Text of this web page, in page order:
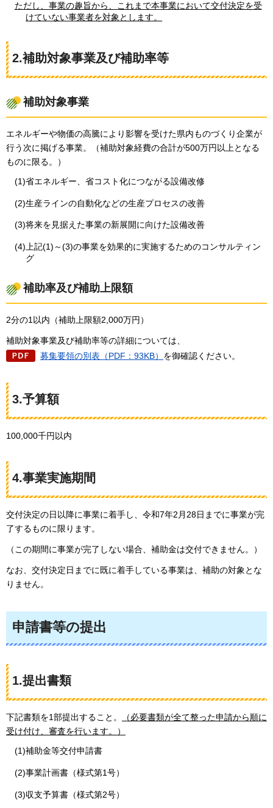
ただし、事業の趣旨から、これまで本事業において交付決定を受
けていない事業者を対象とします。
2.補助対象事業及び補助率等
補助対象事業
エネルギーや物価の高騰により影響を受けた県内ものづくり企業が
行う次に掲げる事業。（補助対象経費の合計が500万円以上となる
ものに限る。）
(1)省エネルギー、省コスト化につながる設備改修
(2)生産ラインの自動化などの生産プロセスの改善
(3)将来を見据えた事業の新展開に向けた設備改善
(4)上記(1)～(3)の事業を効果的に実施するためのコンサルティン
グ
補助率及び補助上限額
2分の1以内（補助上限額2,000万円）
補助対象事業及び補助率等の詳細については、
募集要領の別表（PDF：93KB） を御確認ください。
3.予算額
100,000千円以内
4.事業実施期間
交付決定の日以降に事業に着手し、令和7年2月28日までに事業が完
了するものに限ります。
（この期間に事業が完了しない場合、補助金は交付できません。）
なお、交付決定日までに既に着手している事業は、補助の対象とな
りません。
申請書等の提出
1.提出書類
下記書類を1部提出すること。
（必要書類が全て整った申請から順に
受け付け、審査を行います。）
(1)補助金等交付申請書
(2)事業計画書（様式第1号）
(3)収支予算書（様式第2号）